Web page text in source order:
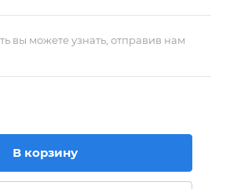
вы можете узнать, отправив нам
В корзину